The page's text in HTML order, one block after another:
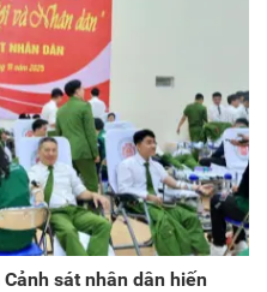
sát nhân dân hiến